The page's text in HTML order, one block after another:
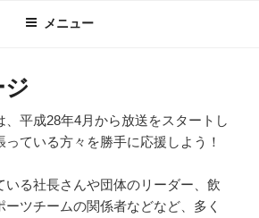
メニュー
ジ
、平成28年4月から放送をスタートし
ている方々を勝手に応援しよう！
いる社長さんや団体のリーダー、飲
ツチームの関係者などなど、多く